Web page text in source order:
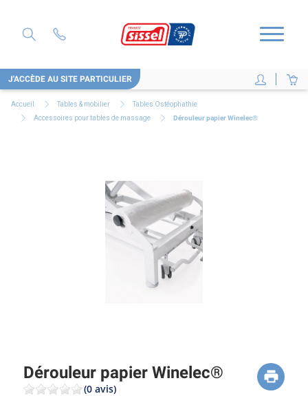
J'ACCÈDE AU SITE PARTICULIER
Accueil Tables & mobilier
Tables Ostéophathie
Accessoires pour tables de massage
Dérouleur papier Winelec®
Dérouleur papier Winelec®
(0 avis)